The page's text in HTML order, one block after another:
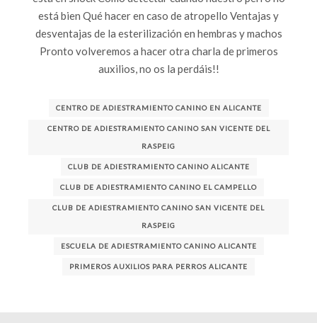
está bien Qué hacer en caso de atropello Ventajas y
desventajas de la esterilización en hembras y machos
Pronto volveremos a hacer otra charla de primeros
auxilios, no os la perdáis!!
CENTRO DE ADIESTRAMIENTO CANINO EN ALICANTE
CENTRO DE ADIESTRAMIENTO CANINO SAN VICENTE DEL
RASPEIG
CLUB DE ADIESTRAMIENTO CANINO ALICANTE
CLUB DE ADIESTRAMIENTO CANINO EL CAMPELLO
CLUB DE ADIESTRAMIENTO CANINO SAN VICENTE DEL
RASPEIG
ESCUELA DE ADIESTRAMIENTO CANINO ALICANTE
PRIMEROS AUXILIOS PARA PERROS ALICANTE